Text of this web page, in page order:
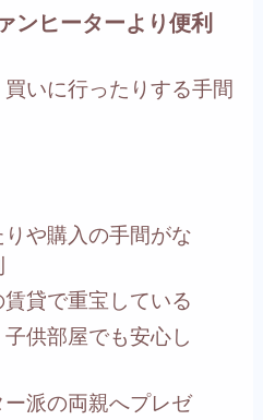
ンヒーターより便利
いに行ったりする手間
や購入の手間がな
貸で重宝している
供部屋でも安心し
派の両親へプレゼ